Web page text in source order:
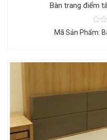
Bàn trang điểm
Mã Sản Phẩm: